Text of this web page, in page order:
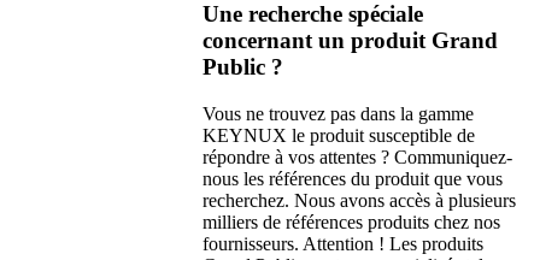
Une recherche spéciale
concernant un produit Grand
Public ?
Vous ne trouvez pas dans la gamme
KEYNUX le produit susceptible de
répondre à vos attentes ? Communiquez-
nous les références du produit que vous
recherchez. Nous avons accès à plusieurs
milliers de références produits chez nos
fournisseurs. Attention ! Les produits